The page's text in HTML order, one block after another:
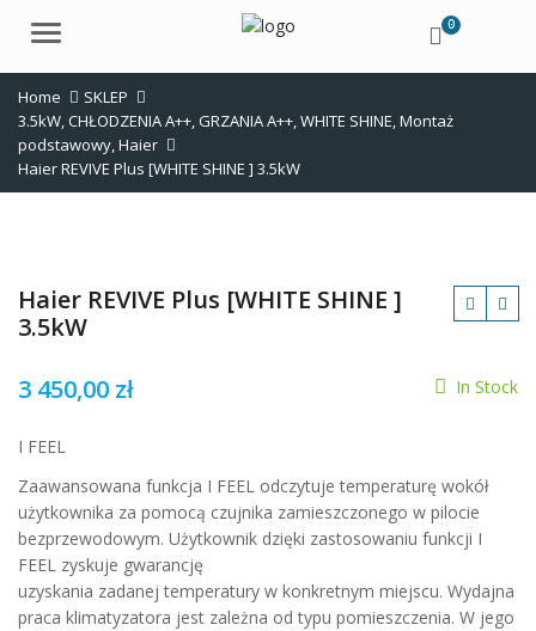
Menu 0
Home
SKLEP
3.5kW,CHŁODZENIA A++,GRZANIA A++,WHITE SHINE,Montaż
podstawowy,Haier
Haier REVIVE Plus [WHITE SHINE ] 3.5kW
Haier REVIVE Plus [WHITE SHINE ]
3.5kW
3 450,00 zł In Stock
I FEEL
Zaawansowana funkcja I FEEL odczytuje temperaturę wokół
użytkownika za pomocą czujnika zamieszczonego w pilocie
bezprzewodowym. Użytkownik dzięki zastosowaniu funkcji I
FEEL zyskuje gwarancję
uzyskania zadanej temperatury w konkretnym miejscu. Wydajna
praca klimatyzatora jest zależna od typu pomieszczenia. W jego